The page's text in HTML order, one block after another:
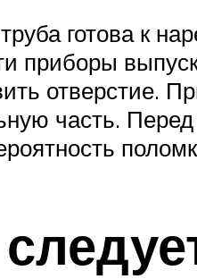
готова к
приборы
отверстие.
часть.